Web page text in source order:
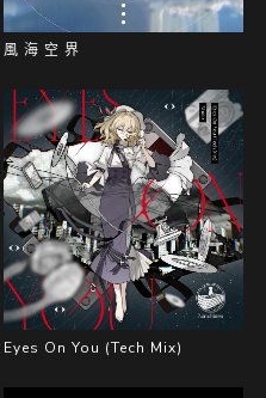
風 海 空 界
Eyes On You (Tech Mix)